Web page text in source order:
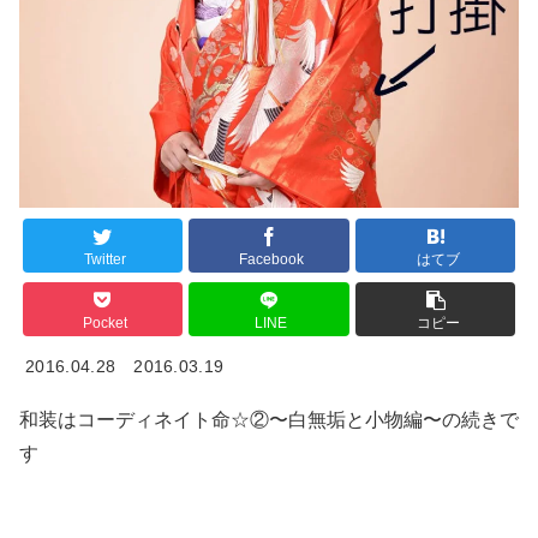
Twitter Facebook はてブ
Pocket LINE コピー
2016.04.28 2016.03.19
和装はコーディネイト命☆②〜白無垢と小物編〜の続きで
す